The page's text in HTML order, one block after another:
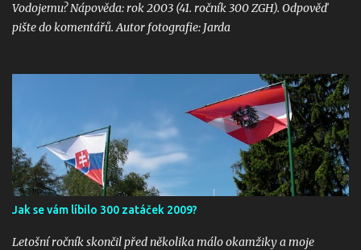
Vodojemu? Nápověda: rok 2003 (41. ročník 300 ZGH). Odpověď
pište do komentářů. Autor fotografie: Jarda
Jak se vám líbilo 300 zatáček 2009?
Letošní ročník skončil před několika málo okamžiky a moje